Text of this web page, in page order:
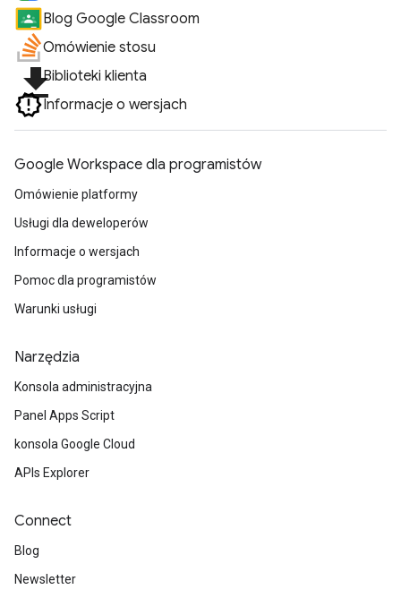
Blog Google Classroom
Omówienie stosu
file_downloadBiblioteki klienta
Informacje o wersjach
Google Workspace dla programistów
Omówienie platformy
Usługi dla deweloperów
Informacje o wersjach
Pomoc dla programistów
Warunki usługi
Narzędzia
Konsola administracyjna
Panel Apps Script
konsola Google Cloud
APIs Explorer
Connect
Blog
Newsletter